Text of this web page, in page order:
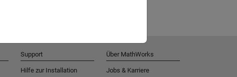
Support
Hilfe zur Installation
Über MathWorks
Jobs & Karriere